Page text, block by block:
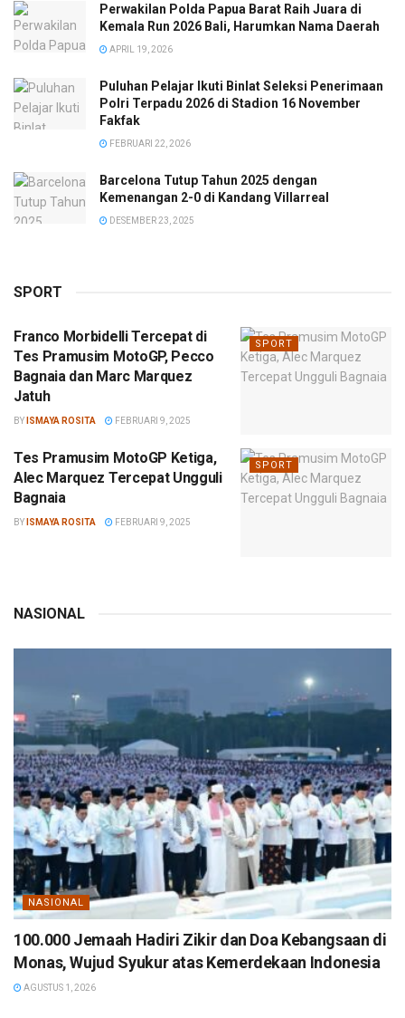
Perwakilan Polda Papua Barat Raih Juara di
Kemala Run 2026 Bali, Harumkan Nama Daerah
APRIL 19, 2026
Puluhan Pelajar Ikuti Binlat Seleksi Penerimaan
Polri Terpadu 2026 di Stadion 16 November
Fakfak
FEBRUARI 22, 2026
Barcelona Tutup Tahun 2025 dengan
Kemenangan 2-0 di Kandang Villarreal
DESEMBER 23, 2025
SPORT
SPORT
Franco Morbidelli Tercepat di
Tes Pramusim MotoGP, Pecco
Bagnaia dan Marc Marquez
Jatuh
BY ISMAYA ROSITA FEBRUARI 9, 2025
SPORT
Tes Pramusim MotoGP Ketiga,
Alec Marquez Tercepat Ungguli
Bagnaia
BY ISMAYA ROSITA FEBRUARI 9, 2025
NASIONAL
NASIONAL
100.000 Jemaah Hadiri Zikir dan Doa Kebangsaan di
Monas, Wujud Syukur atas Kemerdekaan Indonesia
AGUSTUS 1, 2026